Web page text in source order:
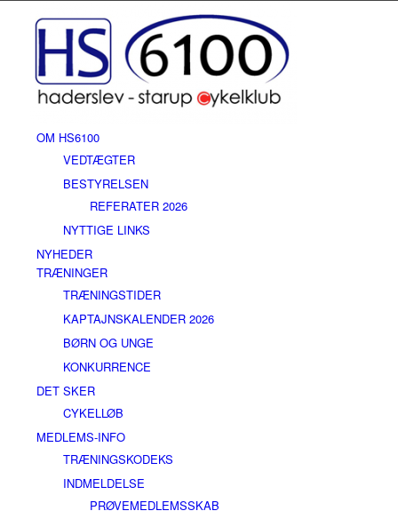
OM HS6100
VEDTÆGTER
BESTYRELSEN
REFERATER 2026
NYTTIGE LINKS
NYHEDER
TRÆNINGER
TRÆNINGSTIDER
KAPTAJNSKALENDER 2026
BØRN OG UNGE
KONKURRENCE
DET SKER
CYKELLØB
MEDLEMS-INFO
TRÆNINGSKODEKS
INDMELDELSE
PRØVEMEDLEMSSKAB